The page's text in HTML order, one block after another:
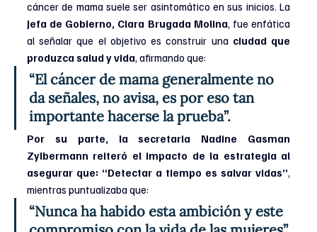
Jefa de Gobierno, Clara Brugada Molina, fue enfática
al señalar que el objetivo es construir una ciudad que
produzca salud y vida, afirmando que:
“El cáncer de mama generalmente no
da señales, no avisa, es por eso tan
importante hacerse la prueba”.
Por su parte, la secretaria Nadine Gasman
Zylbermann reiteró el impacto de la estrategia al
asegurar que: “Detectar a tiempo es salvar vidas”,
mientras puntualizaba que:
“Nunca ha habido esta ambición y este